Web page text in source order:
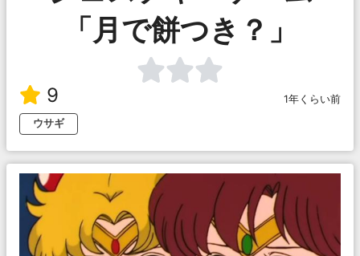
「月で餅つき？」
9
1年くらい前
ウサギ